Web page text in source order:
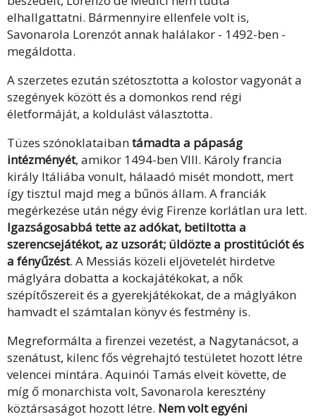
elhallgattatni. Bármennyire ellenfele volt is,
Savonarola Lorenzót annak halálakor - 1492-ben -
megáldotta.
A szerzetes ezután szétosztotta a kolostor vagyonát a
szegények között és a domonkos rend régi
életformáját, a koldulást választotta.
Tüzes szónoklataibantámadta a pápaság
intézményét, amikor 1494-ben VIII. Károly francia
király Itáliába vonult, hálaadó misét mondott, mert
így tisztul majd meg a bűnös állam. A franciák
megérkezése után négy évig Firenze korlátlan ura lett.
Igazságosabbá tette az adókat, betiltotta a
szerencsejátékot, az uzsorát; üldözte a prostitúciót és
a fényűzést. A Messiás közeli eljövetelét hirdetve
máglyára dobatta a kockajátékokat, a nők
szépítőszereit és a gyerekjátékokat, de a máglyákon
hamvadt el számtalan könyv és festmény is.
Megreformálta a firenzei vezetést, a Nagytanácsot, a
szenátust, kilenc fős végrehajtó testületet hozott létre
velencei mintára. Aquinói Tamás elveit követte, de
míg ő monarchista volt, Savonarola keresztény
köztársaságot hozott létre. Nem volt egyéni